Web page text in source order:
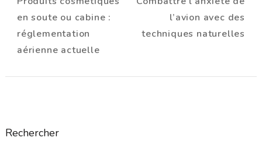
d'article
en soute ou cabine :
réglementation
aérienne actuelle
l’avion avec des
techniques naturelles
Rechercher